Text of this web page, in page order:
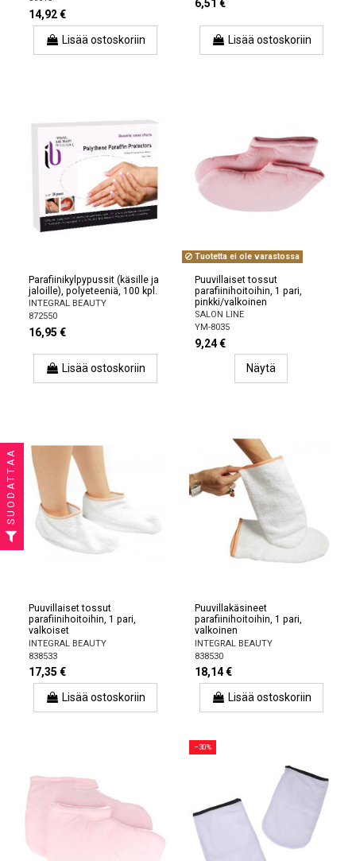
14,92 €
Lisää ostoskoriin
6,51 €
Lisää ostoskoriin
Parafiinikylpypussit (käsille ja
jaloille), polyeteeniä, 100 kpl.
INTEGRAL BEAUTY
872550
16,95 €
Lisää ostoskoriin
Tuotetta ei ole varastossa
Puuvillaiset tossut
parafiinihoitoihin, 1 pari,
pinkki/valkoinen
SALON LINE
YM-8035
9,24 €
Näytä
Puuvillaiset tossut
parafiinihoitoihin, 1 pari,
valkoiset
INTEGRAL BEAUTY
838533
17,35 €
Lisää ostoskoriin
Puuvillakäsineet
parafiinihoitoihin, 1 pari,
valkoinen
INTEGRAL BEAUTY
838530
18,14 €
Lisää ostoskoriin
−30%
SUODATTAA